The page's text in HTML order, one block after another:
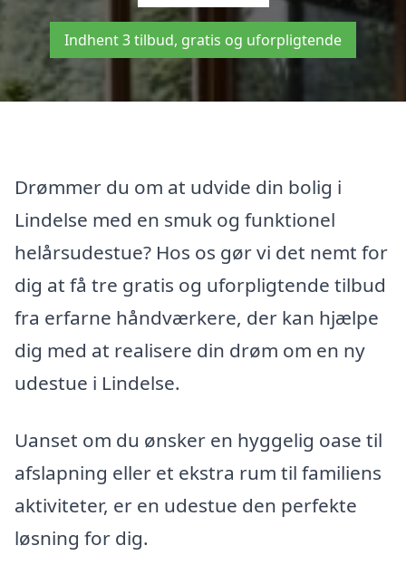
Indhent 3 tilbud, gratis og uforpligtende
Drømmer du om at udvide din bolig i
Lindelse med en smuk og funktionel
helårsudestue? Hos os gør vi det nemt for
dig at få tre gratis og uforpligtende tilbud
fra erfarne håndværkere, der kan hjælpe
dig med at realisere din drøm om en ny
udestue i Lindelse.
Uanset om du ønsker en hyggelig oase til
afslapning eller et ekstra rum til familiens
aktiviteter, er en udestue den perfekte
løsning for dig.